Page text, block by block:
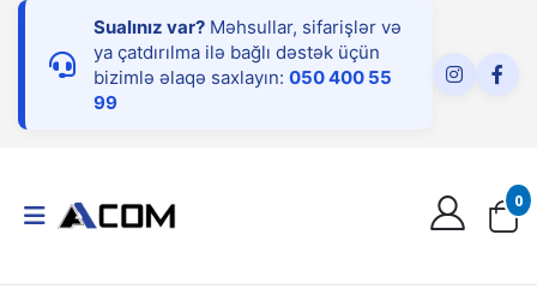
Sualınız var? Məhsullar, sifarişlər və
ya çatdırılma ilə bağlı dəstək üçün
bizimlə əlaqə saxlayın: 050 400 55
99
0